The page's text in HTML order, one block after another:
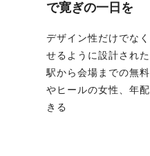
で寛ぎの一日を
デザイン性だけでな
せるように設計され
駅から会場までの無
やヒールの女性、年
きる